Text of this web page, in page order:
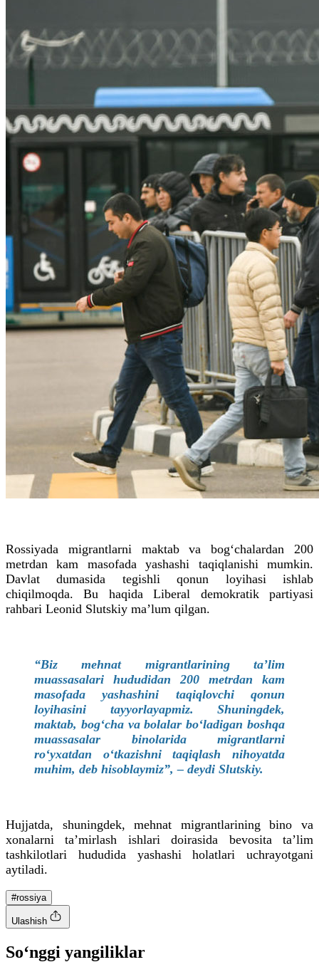
Rossiyada migrantlarni maktab va bog‘chalardan 200
metrdan kam masofada yashashi taqiqlanishi mumkin.
Davlat dumasida tegishli qonun loyihasi ishlab
chiqilmoqda. Bu haqida Liberal demokratik partiyasi
rahbari Leonid Slutskiy ma’lum qilgan.
“Biz mehnat migrantlarining ta’lim
muassasalari hududidan 200 metrdan kam
masofada yashashini taqiqlovchi qonun
loyihasini tayyorlayapmiz. Shuningdek,
maktab, bog‘cha va bolalar bo‘ladigan boshqa
muassasalar binolarida migrantlarni
ro‘yxatdan o‘tkazishni taqiqlash nihoyatda
muhim, deb hisoblaymiz”, – deydi Slutskiy.
Hujjatda, shuningdek, mehnat migrantlarining bino va
xonalarni ta’mirlash ishlari doirasida bevosita ta’lim
tashkilotlari hududida yashashi holatlari uchrayotgani
aytiladi.
#rossiya
Ulashish
So‘nggi yangiliklar